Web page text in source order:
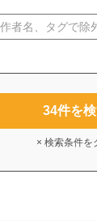
34件を
× 検索条件を